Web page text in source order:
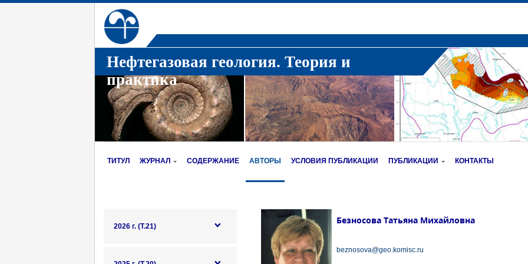
Нефтегазовая геология. Теория и
практика
ТИТУЛ ЖУРНАЛ СОДЕРЖАНИЕ АВТОРЫ УСЛОВИЯ ПУБЛИКАЦИИ ПУБЛИКАЦИИ КОНТАКТЫ
2026 г. (Т.21)
Безносова Татьяна Михайловна
beznosova@geo.komisc.ru